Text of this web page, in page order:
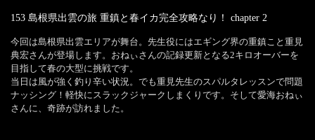
153 島根県出雲の旅 重鎮と春イカ完全攻略なり！ chapter 2
今回は島根県出雲エリアが舞台。先生役にはエギング界の重鎮こと重見
典宏さんが登場します。おねぃさんの記録更新となる2キロオーバーを
目指して春の大型に挑戦です。
当日は風が強く釣り辛い状況。でも重見先生のスパルタレッスンで問題
ナッシング！軽快にスラックジャークしまくりです。そして愛海おねぃ
さんに、奇跡が訪れました。